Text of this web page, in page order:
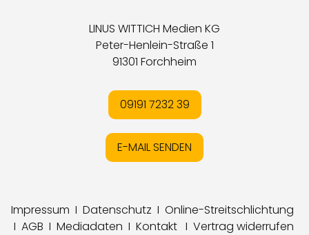
LINUS WITTICH Medien KG
Peter-Henlein-Straße 1
91301 Forchheim
09191 7232 39
E-MAIL SENDEN
Impressum I Datenschutz I Online-Streitschlichtung
I AGB I Mediadaten I Kontakt I Vertrag widerrufen